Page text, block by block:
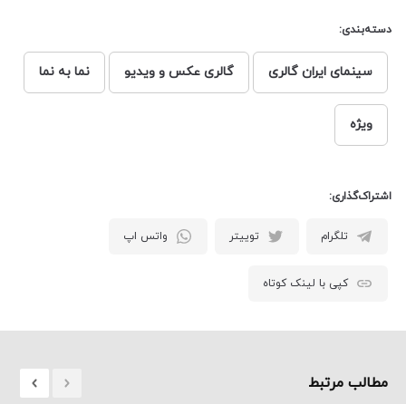
دسته‌بندی:
سینمای ایران گالری گالری عکس و ویدیو نما به نما
ویژه
اشتراک‌گذاری:
تلگرام توییتر واتس اپ
کپی با لینک کوتاه
مطالب مرتبط